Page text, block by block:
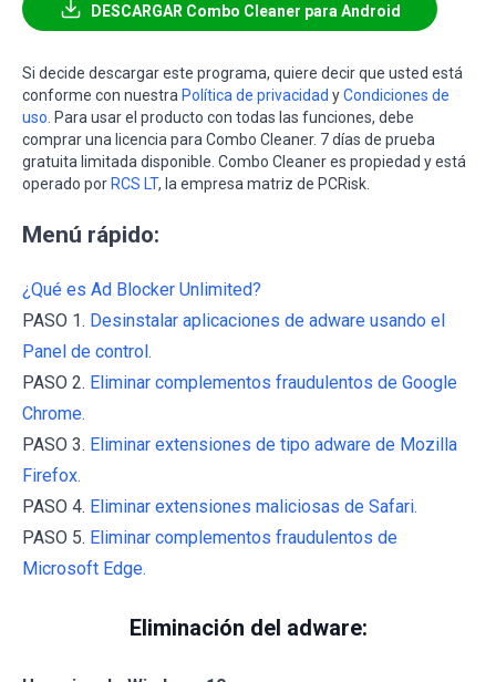
DESCARGAR Combo Cleaner para Android
Si decide descargar este programa, quiere decir que usted está
conforme con nuestra Política de privacidad yCondiciones de
uso . Para usar el producto con todas las funciones, debe
comprar una licencia para Combo Cleaner. 7 días de prueba
gratuita limitada disponible. Combo Cleaner es propiedad y está
operado por RCS LT, la empresa matriz de PCRisk.
Menú rápido:
¿Qué es Ad Blocker Unlimited?
PASO 1. Desinstalar aplicaciones de adware usando el
Panel de control.
PASO 2. Eliminar complementos fraudulentos de Google
Chrome.
PASO 3. Eliminar extensiones de tipo adware de Mozilla
Firefox.
PASO 4. Eliminar extensiones maliciosas de Safari.
PASO 5. Eliminar complementos fraudulentos de
Microsoft Edge.
Eliminación del adware: